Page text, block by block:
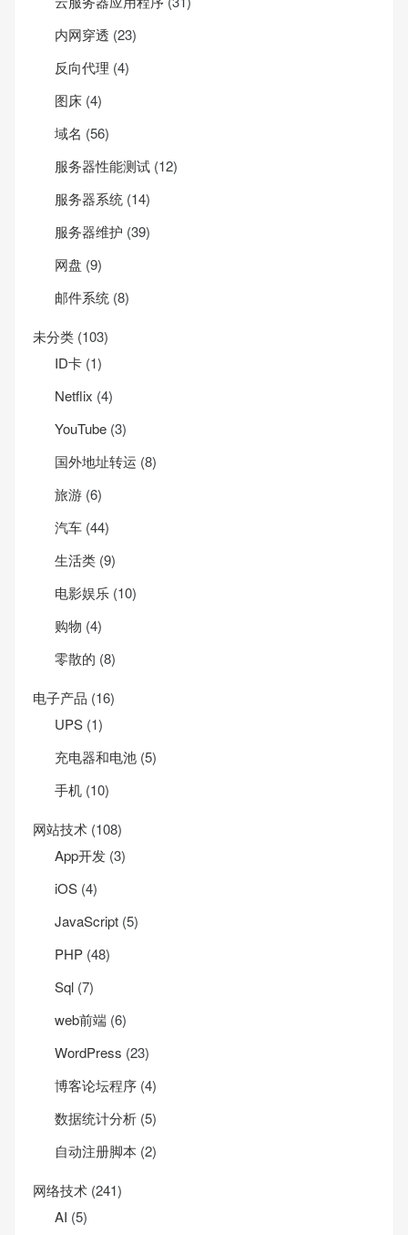
内网穿透 (23)
反向代理 (4)
图床 (4)
域名 (56)
服务器性能测试 (12)
服务器系统 (14)
服务器维护 (39)
网盘 (9)
邮件系统 (8)
未分类 (103)
ID卡 (1)
Net­flix (4)
YouTube (3)
国外地址转运 (8)
旅游 (6)
汽车 (44)
生活类 (9)
电影娱乐 (10)
购物 (4)
零散的 (8)
电子产品 (16)
UPS (1)
充电器和电池 (5)
手机 (10)
网站技术 (108)
App开发 (3)
iOS (4)
JavaScript (5)
PHP (48)
Sql (7)
web前端 (6)
WordPress (23)
博客论坛程序 (4)
数据统计分析 (5)
自动注册脚本 (2)
网络技术 (241)
AI (5)